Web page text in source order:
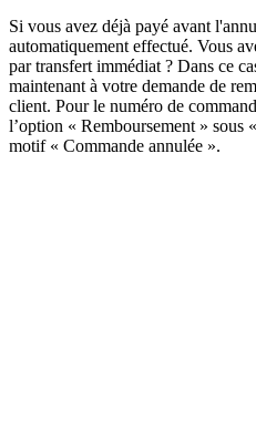
Si vous avez déjà payé avant
automatiquement effectué. Vous
par transfert immédiat ? Dans ce
maintenant à votre demande de
client. Pour le numéro de
l’option « Remboursement » sous
motif « Commande annulée ».